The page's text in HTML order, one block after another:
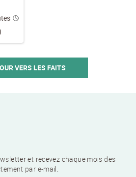
VERS LES FAITS
et recevez chaque mois des
par e-mail.